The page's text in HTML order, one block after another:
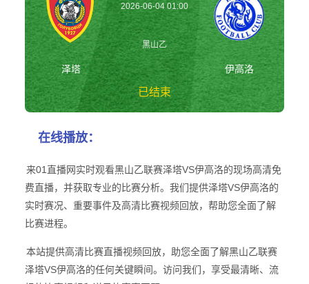
泽塔
2026-06-04 01:00
黑山乙
已结束
伊高洛
在线播放：
来01直播网实时观看黑山乙联赛泽塔VS伊高洛的现场高清免
费直播，并获取专业的比赛分析。我们提供泽塔VS伊高洛的
实时赛况、重要事件及高清比赛视频回放，帮助您全面了解
比赛进程。
本站提供高清比赛直播视频回放，助您全面了解黑山乙联赛
泽塔VS伊高洛的任何关键瞬间。访问我们，享受最清晰、流